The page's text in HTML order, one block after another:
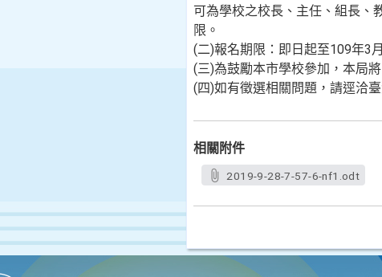
可為學校之校長、主任、組長、
限。
(二)報名期限：即日起至109年3
(三)為鼓勵本市學校參加，本局
(四)如有徵選相關問題，請逕洽
相關附件
2019-9-28-7-57-6-nf1.odt